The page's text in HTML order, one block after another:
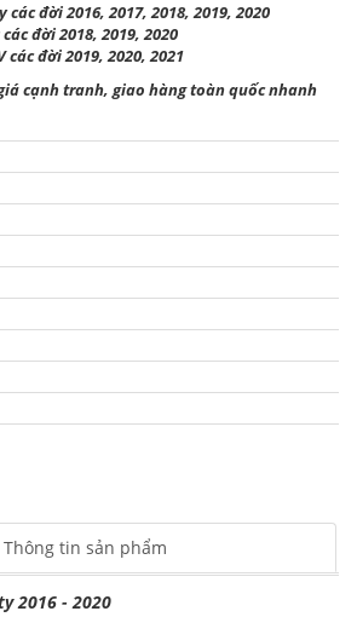
đời 2016, 2017, 2018, 2019, 2020
2018, 2019, 2020
2019, 2020, 2021
cạnh tranh, giao hàng toàn quốc nhanh
Thông tin sản phẩm
2016 - 2020